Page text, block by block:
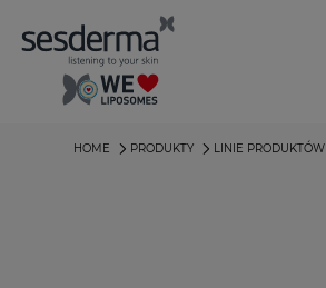
HOME PRODUKTY LINIE PRODUKTÓW